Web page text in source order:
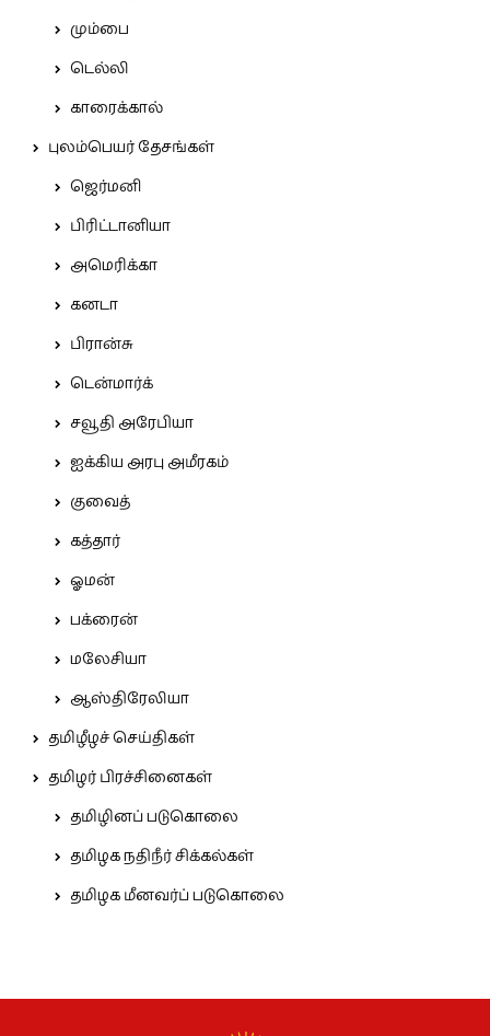
மும்பை
டெல்லி
காரைக்கால்
புலம்பெயர் தேசங்கள்
ஜெர்மனி
பிரிட்டானியா
அமெரிக்கா
கனடா
பிரான்சு
டென்மார்க்
சவூதி அரேபியா
ஐக்கிய அரபு அமீரகம்
குவைத்
கத்தார்
ஓமன்
பக்ரைன்
மலேசியா
ஆஸ்திரேலியா
தமிழீழச் செய்திகள்
தமிழர் பிரச்சினைகள்
தமிழினப் படுகொலை
தமிழக நதிநீர் சிக்கல்கள்
தமிழக மீனவர்ப் படுகொலை